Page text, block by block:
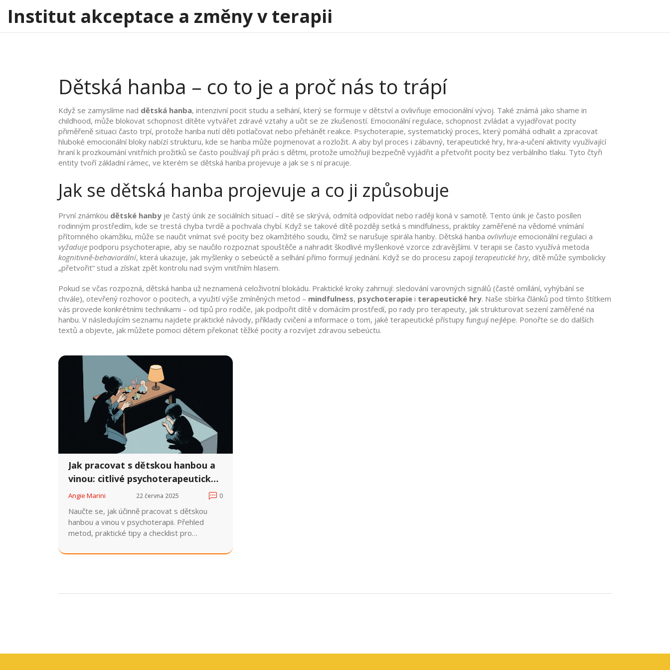
Institut akceptace a změny v terapii
Dětská hanba – co to je a proč nás to trápí
Když se zamyslíme nad dětská hanba, intenzivní pocit studu a selhání, který se formuje v dětství a ovlivňuje emocionální vývoj. Také známá jako shame in
childhood, může blokovat schopnost dítěte vytvářet zdravé vztahy a učit se ze zkušeností. Emocionální regulace, schopnost zvládat a vyjadřovat pocity
přiměřeně situaci často trpí, protože hanba nutí děti potlačovat nebo přehánět reakce. Psychoterapie, systematický proces, který pomáhá odhalit a zpracovat
hluboké emocionální bloky nabízí strukturu, kde se hanba může pojmenovat a rozložit. A aby byl proces i zábavný, terapeutické hry, hra‑a‑učení aktivity využívající
hraní k prozkoumání vnitřních prožitků se často používají při práci s dětmi, protože umožňují bezpečně vyjádřit a přetvořit pocity bez verbálního tlaku. Tyto čtyři
entity tvoří základní rámec, ve kterém se dětská hanba projevuje a jak se s ní pracuje.
Jak se dětská hanba projevuje a co ji způsobuje
První známkou dětské hanby je častý únik ze sociálních situací – dítě se skrývá, odmítá odpovídat nebo raději koná v samotě. Tento únik je často posílen
rodinným prostředím, kde se trestá chyba tvrdě a pochvala chybí. Když se takové dítě později setká s mindfulness, praktiky zaměřené na vědomé vnímání
přítomného okamžiku, může se naučit vnímat své pocity bez okamžitého soudu, čímž se narušuje spirála hanby. Dětská hanba ovlivňuje emocionální regulaci a
vyžaduje podporu psychoterapie, aby se naučilo rozpoznat spouštěče a nahradit škodlivé myšlenkové vzorce zdravějšími. V terapii se často využívá metoda
kognitivně‑behaviorální, která ukazuje, jak myšlenky o sebeúctě a selhání přímo formují jednání. Když se do procesu zapojí terapeutické hry, dítě může symbolicky
„přetvořit“ stud a získat zpět kontrolu nad svým vnitřním hlasem.
Pokud se včas rozpozná, dětská hanba už neznamená celoživotní blokádu. Praktické kroky zahrnují: sledování varovných signálů (časté omílání, vyhýbání se
chvále), otevřený rozhovor o pocitech, a využití výše zmíněných metod – mindfulness, psychoterapie i terapeutické hry. Naše sbírka článků pod tímto štítkem
vás provede konkrétními technikami – od tipů pro rodiče, jak podpořit dítě v domácím prostředí, po rady pro terapeuty, jak strukturovat sezení zaměřené na
hanbu. V následujícím seznamu najdete praktické návody, příklady cvičení a informace o tom, jaké terapeutické přístupy fungují nejlépe. Ponořte se do dalších
textů a objevte, jak můžete pomoci dětem překonat těžké pocity a rozvíjet zdravou sebeúctu.
Jak pracovat s dětskou hanbou a
vinou: citlivé psychoterapeutické
techniky
Angie Marini 22 června 2025 0
Naučte se, jak účinně pracovat s dětskou
hanbou a vinou v psychoterapii. Přehled
metod, praktické tipy a checklist pro